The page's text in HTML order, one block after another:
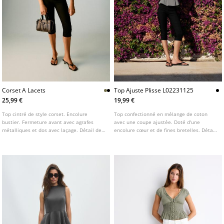
Corset A Lacets
25,99 €
Top cintré de style corset. Encolure
bustier. Fermeture avant avec agrafes
métalliques et dos avec laçage. Détail de
Top Ajuste Plisse L02231125
19,99 €
Top confectionné en mélange de coton
avec une coupe ajustée. Doté d'une
encolure cœur et de fines bretelles. Détail